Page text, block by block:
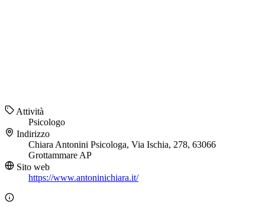
Attività
Psicologo
Indirizzo
Chiara Antonini Psicologa, Via Ischia, 278, 63066
Grottammare AP
Sito web
https://www.antoninichiara.it/